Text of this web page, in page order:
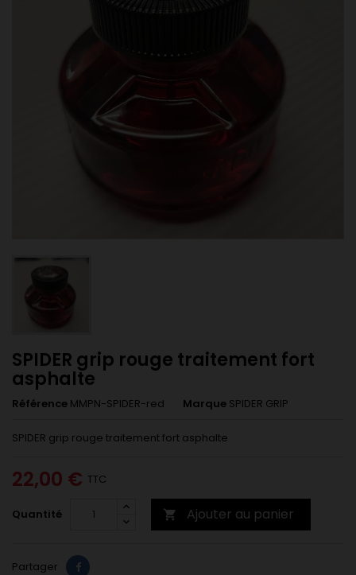
SPIDER grip rouge traitement fort
asphalte
Référence MMPN-SPIDER-red Marque SPIDER GRIP
SPIDER grip rouge traitement fort asphalte
22,00 € TTC
Quantité  Ajouter au panier
Partager